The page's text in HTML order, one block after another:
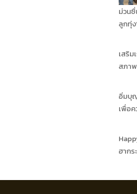
ม่วน
ลูกทุ่ง
เสริ
สภา
อิ่มบุ
เพื่อ
ฮากร